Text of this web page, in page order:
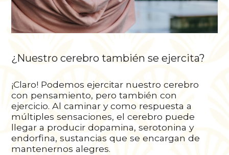
¿Nuestro cerebro también se ejercita?
¡Claro! Podemos ejercitar nuestro cerebro
con pensamiento, pero también con
ejercicio. Al caminar y como respuesta a
múltiples sensaciones, el cerebro puede
llegar a producir dopamina, serotonina y
endorfina, sustancias que se encargan de
mantenernos alegres.